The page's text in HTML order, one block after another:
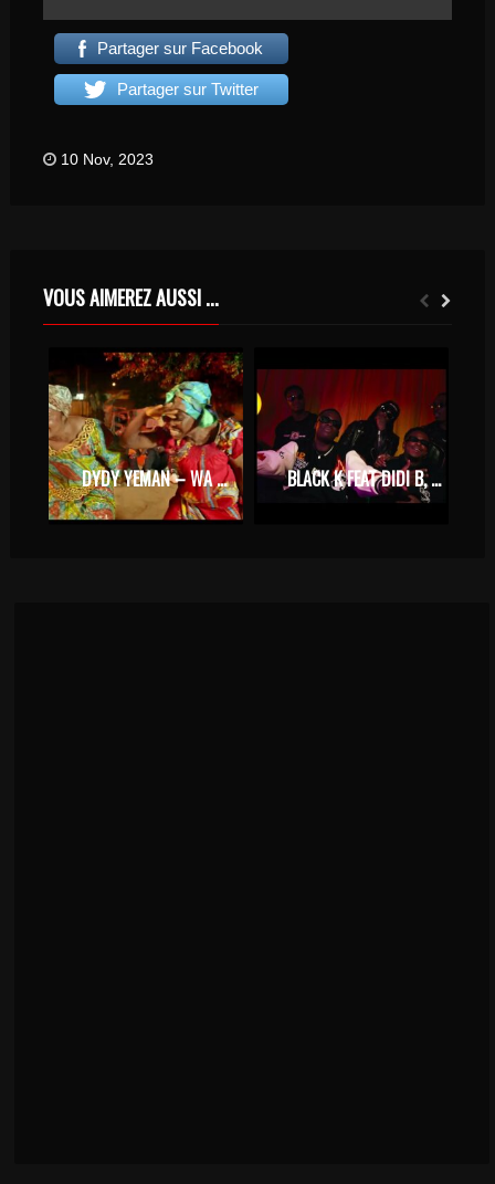
Partager sur Facebook
Partager sur Twitter
10 Nov, 2023
VOUS AIMEREZ AUSSI ...
DYDY YEMAN – WA WA DE DE (CLIP OFFICIEL) BLACK K FEAT DIDI B, 3XDAVS – CHÉRIE COCO (CLIP OFFICIEL)